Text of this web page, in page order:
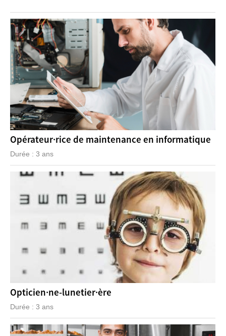
Opérateur·rice de maintenance en informatique
Durée : 3 ans
Opticien·ne-lunetier·ère
Durée : 3 ans